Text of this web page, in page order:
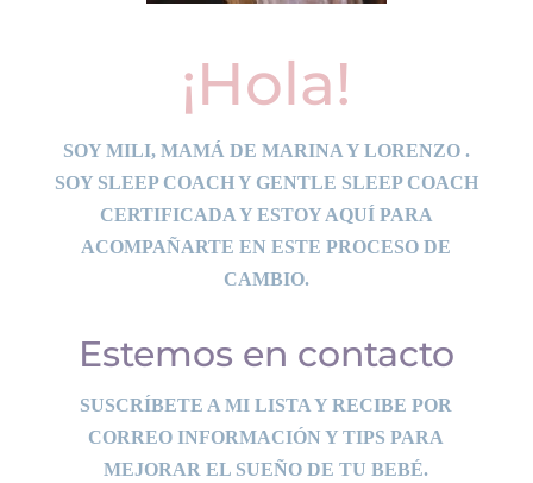
¡Hola!
SOY MILI, MAMÁ DE MARINA Y LORENZO .
SOY SLEEP COACH Y GENTLE SLEEP COACH
CERTIFICADA Y ESTOY AQUÍ PARA
ACOMPAÑARTE EN ESTE PROCESO DE
CAMBIO.
Estemos en contacto
SUSCRÍBETE A MI LISTA Y RECIBE POR
CORREO INFORMACIÓN Y TIPS PARA
MEJORAR EL SUEÑO DE TU BEBÉ.